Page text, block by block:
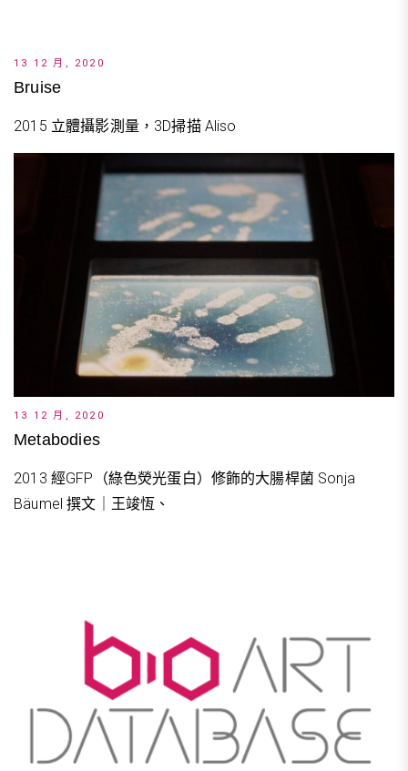
13 12 月, 2020
Bruise
2015 立體攝影測量，3D掃描 Aliso
13 12 月, 2020
Metabodies
2013 經GFP（綠色熒光蛋白）修飾的大腸桿菌 Sonja
Bäumel 撰文｜王竣恆、